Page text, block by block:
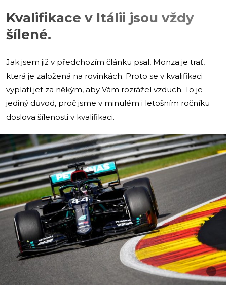
Kvalifikace v Itálii jsou vždy
šílené.
Jak jsem již v předchozím článku psal, Monza je trať,
která je založená na rovinkách. Proto se v kvalifikaci
vyplatí jet za někým, aby Vám rozrážel vzduch. To je
jediný důvod, proč jsme v minulém i letošním ročníku
doslova šílenosti v kvalifikaci.
i